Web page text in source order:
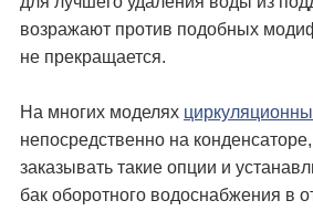
возражают против подобных
не прекращается.
На многих моделях
непосредственно на
заказывать такие опции и
бак оборотного водоснабжения в